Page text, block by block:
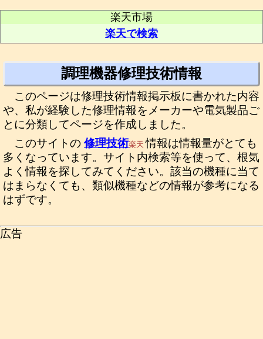
楽天市場
楽天で検索
調理機器修理技術情報
このページは修理技術情報掲示板に書かれた内容
や、私が経験した修理情報をメーカーや電気製品ご
とに分類してページを作成しました。
このサイトの修理技術楽天情報は情報量がとても
多くなっています。サイト内検索等を使って、根気
よく情報を探してみてください。該当の機種に当て
はまらなくても、類似機種などの情報が参考になる
はずです。
広告